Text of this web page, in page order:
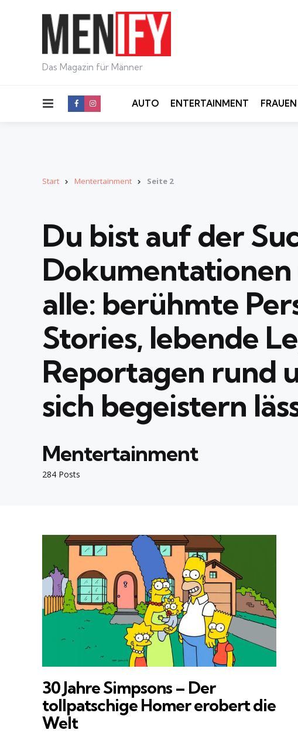
Das Magazin für Männer
Menu AUTO ENTERTAINMENT FRAUEN
Start Mentertainment Seite 2
284 Posts
Mentertainment
Du bist auf der
alle: berühmte
Stories, lebende
Reportagen rund
sich begeistern
30 Jahre Simpsons – Der
tollpatschige Homer erobert die
Welt